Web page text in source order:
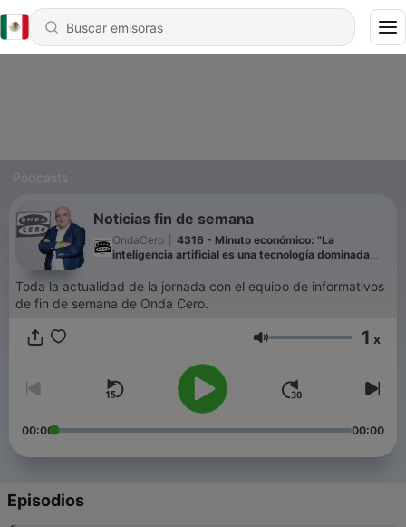
Podcasts
Noticias fin de semana
OndaCero
4316 - Minuto económico: "La
inteligencia artificial es una tecnología dominada
Toda la actualidad de la jornada con el equipo de informativos
de fin de semana de Onda Cero.
Volumen 1 x
00:00 00:00
Episodios